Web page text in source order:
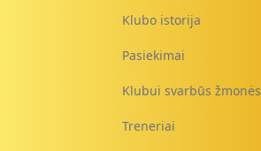
Klubo istorija
Pasiekimai
Klubui svarbūs žmonės
Treneriai